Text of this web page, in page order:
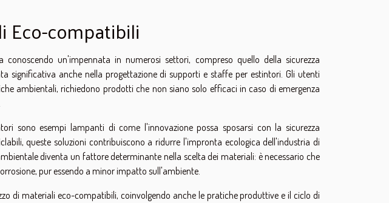
Eco-compatibili
un'impennata in numerosi settori, compreso quello della sicurezza
significativa anche nella progettazione di supporti e staffe per estintori. Gli utenti
ambientali, richiedono prodotti che non siano solo efficaci in caso di emergenza
sono esempi lampanti di come l'innovazione possa sposarsi con la sicurezza
queste soluzioni contribuiscono a ridurre l'impronta ecologica dell'industria di
diventa un fattore determinante nella scelta dei materiali: è necessario che
pur essendo a minor impatto sull'ambiente.
di materiali eco-compatibili, coinvolgendo anche le pratiche produttive e il ciclo di